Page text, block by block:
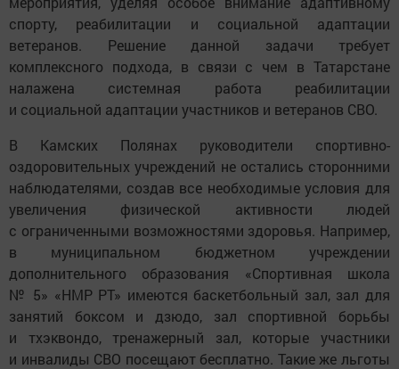
спорту, реабилитации и социальной адаптации
ветеранов. Решение данной задачи требует
комплексного подхода, в связи с чем в Татарстане
налажена системная работа реабилитации
и социальной адаптации участников и ветеранов СВО.
В Камских Полянах руководители спортивно-
оздоровительных учреждений не остались сторонними
наблюдателями, создав все необходимые условия для
увеличения физической активности людей
с ограниченными возможностями здоровья. Например,
в муниципальном бюджетном учреждении
дополнительного образования «Спортивная школа
№ 5» «НМР РТ» имеются баскетбольный зал, зал для
занятий боксом и дзюдо, зал спортивной борьбы
и тхэквондо, тренажерный зал, которые участники
и инвалиды СВО посещают бесплатно. Такие же льготы